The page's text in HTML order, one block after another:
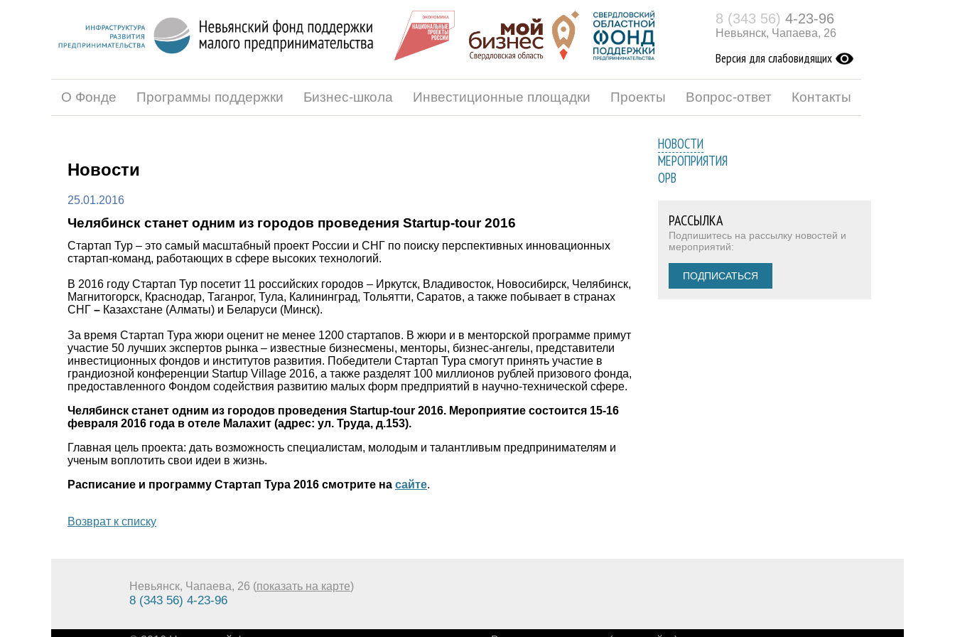
8 (343 56) 4-23-96
Невьянск, Чапаева, 26
Версия для слабовидящих
О Фонде Программы поддержки Бизнес-школа Инвестиционные площадки Проекты Вопрос-ответ Контакты
Новости
25.01.2016
Челябинск станет одним из городов проведения Startup-tour 2016
Стартап Тур – это самый масштабный проект России и СНГ по поиску перспективных инновационных
стартап-команд, работающих в сфере высоких технологий.
В 2016 году Стартап Тур посетит 11 российских городов – Иркутск, Владивосток, Новосибирск, Челябинск,
Магнитогорск, Краснодар, Таганрог, Тула, Калининград, Тольятти, Саратов, а также побывает в странах
СНГ – Казахстане (Алматы) и Беларуси (Минск).
За время Стартап Тура жюри оценит не менее 1200 стартапов. В жюри и в менторской программе примут
участие 50 лучших экспертов рынка – известные бизнесмены, менторы, бизнес-ангелы, представители
инвестиционных фондов и институтов развития. Победители Стартап Тура смогут принять участие в
грандиозной конференции Startup Village 2016, а также разделят 100 миллионов рублей призового фонда,
предоставленного Фондом содействия развитию малых форм предприятий в научно-технической сфере.
Челябинск станет одним из городов проведения Startup-tour 2016. Мероприятие состоится 15-16
февраля 2016 года в отеле Малахит (адрес: ул. Труда, д.153).
Главная цель проекта: дать возможность специалистам, молодым и талантливым предпринимателям и
ученым воплотить свои идеи в жизнь.
Расписание и программу Стартап Тура 2016 смотрите на сайте.
Возврат к списку
НОВОСТИ
МЕРОПРИЯТИЯ
ОРВ
РАССЫЛКА
Подпишитесь на рассылку новостей и
мероприятий:
ПОДПИСАТЬСЯ
Невьянск, Чапаева, 26 (показать на карте)
8 (343 56) 4-23-96